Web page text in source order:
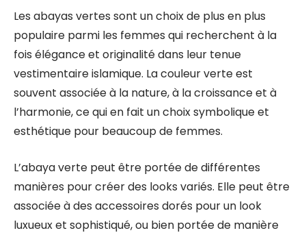
Les abayas vertes sont un choix de plus en plus
populaire parmi les femmes qui recherchent à la
fois élégance et originalité dans leur tenue
vestimentaire islamique. La couleur verte est
souvent associée à la nature, à la croissance et à
l’harmonie, ce qui en fait un choix symbolique et
esthétique pour beaucoup de femmes.
L’abaya verte peut être portée de différentes
manières pour créer des looks variés. Elle peut être
associée à des accessoires dorés pour un look
luxueux et sophistiqué, ou bien portée de manière